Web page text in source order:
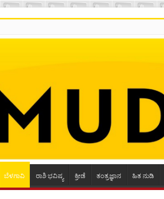
ಬೆಳಗಾವಿ ರಾಶಿ ಭವಿಷ್ಯ ಕ್ರೀಡೆ ತಂತ್ರಜ್ಞಾನ ಹಿತ ನುಡಿ